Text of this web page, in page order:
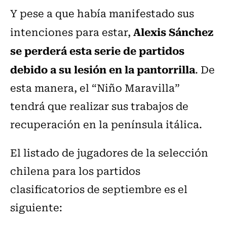
Y pese a que había manifestado sus
intenciones para estar,Alexis Sánchez
se perderá esta serie de partidos
debido a su lesión en la pantorrilla. De
esta manera, el “Niño Maravilla”
tendrá que realizar sus trabajos de
recuperación en la península itálica.
El listado de jugadores de la selección
chilena para los partidos
clasificatorios de septiembre es el
siguiente: